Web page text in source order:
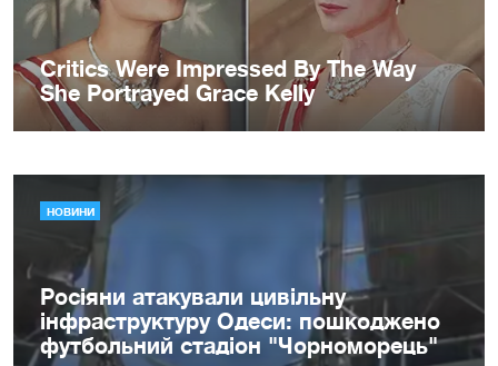
НОВИНИ
Росіяни атакували цивільну
інфраструктуру Одеси: пошкоджено
футбольний стадіон "Чорноморець"